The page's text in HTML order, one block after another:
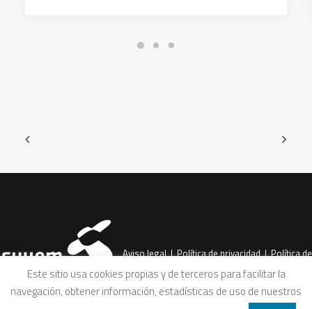
Aviso legal|Política de privacidad|Política de
Este sitio usa cookies propias y de terceros para facilitar la
navegación, obtener información, estadísticas de uso de nuestros